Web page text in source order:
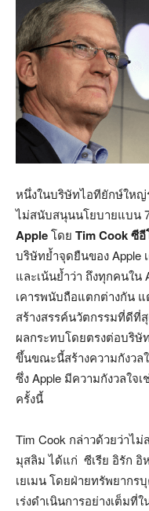
หนึ่งในบริษัทไอทียักษ์ให
ไม่สนับสนุนนโยบายแบน
Appleโดย Tim Cook ซีอี
บริษัทย้ำจุดยืนของ Apple
และเน้นย้ำว่า ถึงทุกคนใ
เคารพนับถือแตกต่างกัน
สร้างสรรค์นวัตกรรมที่ดี
ผลกระทบโดยตรงต่อบริษั
ขึ้นขณะนี้สร้างความกังวล
ซึ่ง Apple มีความกังวลใ
ครั้งนี้
Tim Cook กล่าวด้วยว่าไ
มุสลิม ได้แก่ ซีเรีย อิรัก อิ
เยเมน โดยฝ่ายทรัพยากร
เร่งดำเนินการอย่างเต็ม